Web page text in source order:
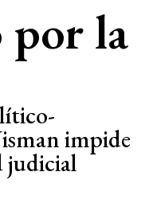
por la
impide
judicial